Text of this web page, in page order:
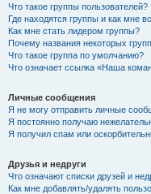
Что такое группы пользователей?
Где находятся группы и как мне
Как мне стать лидером группы?
Почему названия некоторых
Что такое группа по умолчанию?
Что означает ссылка «Наша
Личные сообщения
Я не могу отправить личные
Я постоянно получаю
Я получил спам или
Друзья и недруги
Что означают списки друзей и
Как мне добавлять/удалять